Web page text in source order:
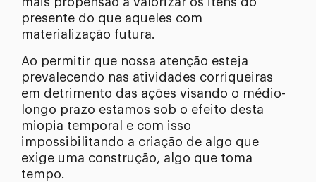
presente do que aqueles com
materialização futura.
Ao permitir que nossa atenção esteja
prevalecendo nas atividades corriqueiras
em detrimento das ações visando o médio-
longo prazo estamos sob o efeito desta
miopia temporal e com isso
impossibilitando a criação de algo que
exige uma construção, algo que toma
tempo.